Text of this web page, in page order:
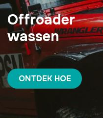
Offroader
wassen
ONTDEK HOE